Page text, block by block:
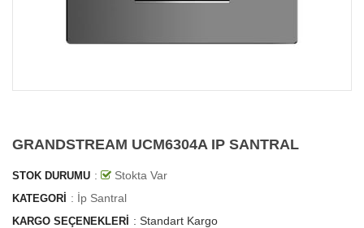
GRANDSTREAM UCM6304A IP SANTRAL
STOK DURUMU : Stokta Var
KATEGORI : İp Santral
KARGO SEÇENEKLERI : Standart Kargo